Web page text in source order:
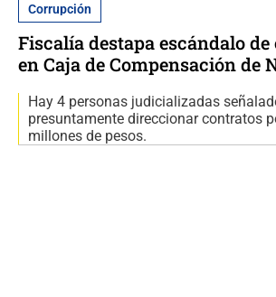
Corrupción
Fiscalía destapa escándalo
en Caja de Compensación de
Hay 4 personas judicializadas
presuntamente direccionar contratos
millones de pesos.